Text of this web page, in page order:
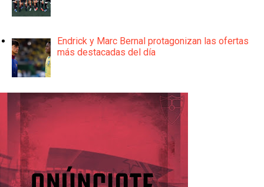
Endrick y Marc Bernal protagonizan las ofertas
más destacadas del día